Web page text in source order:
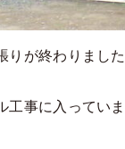
りが終わりまし
工事に入ってい